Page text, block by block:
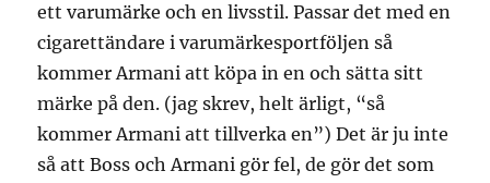
ett varumärke och en livsstil. Passar det med en
cigarettändare i varumärkesportföljen så
kommer Armani att köpa in en och sätta sitt
märke på den. (jag skrev, helt ärligt, “så
kommer Armani att tillverka en”) Det är ju inte
så att Boss och Armani gör fel, de gör det som